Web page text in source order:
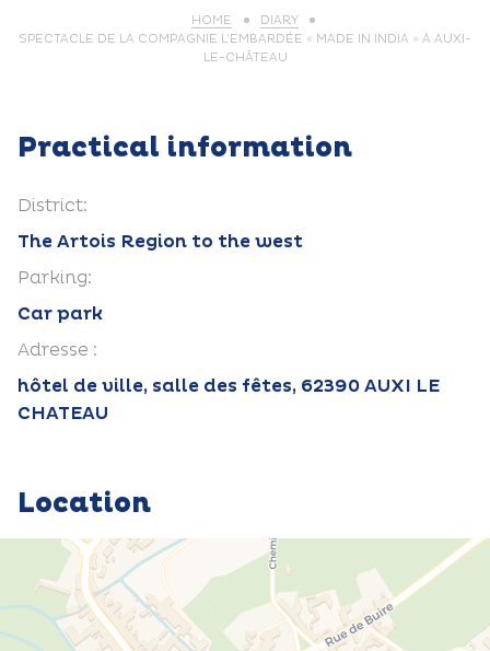
HOME
DIARY
SPECTACLE DE LA COMPAGNIE L’EMBARDÉE « MADE IN INDIA » À AUXI-
LE-CHÂTEAU
Practical information
District:
The Artois Region to the west
Parking:
Car park
Adresse :
hôtel de ville, salle des fêtes, 62390 AUXI LE
CHATEAU
Location